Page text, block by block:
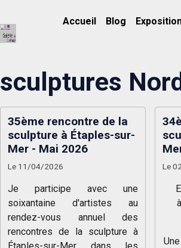
Accueil Blog
sculptures
35ème rencontre de la
sculpture à Étaples-sur-
Mer - Mai 2026
Le 11/04/2026
Je participe avec une
soixantaine d'artistes au
rendez-vous annuel des
rencontres de la sculpture à
Le